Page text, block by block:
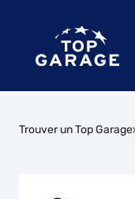
Trouver un Top Garage